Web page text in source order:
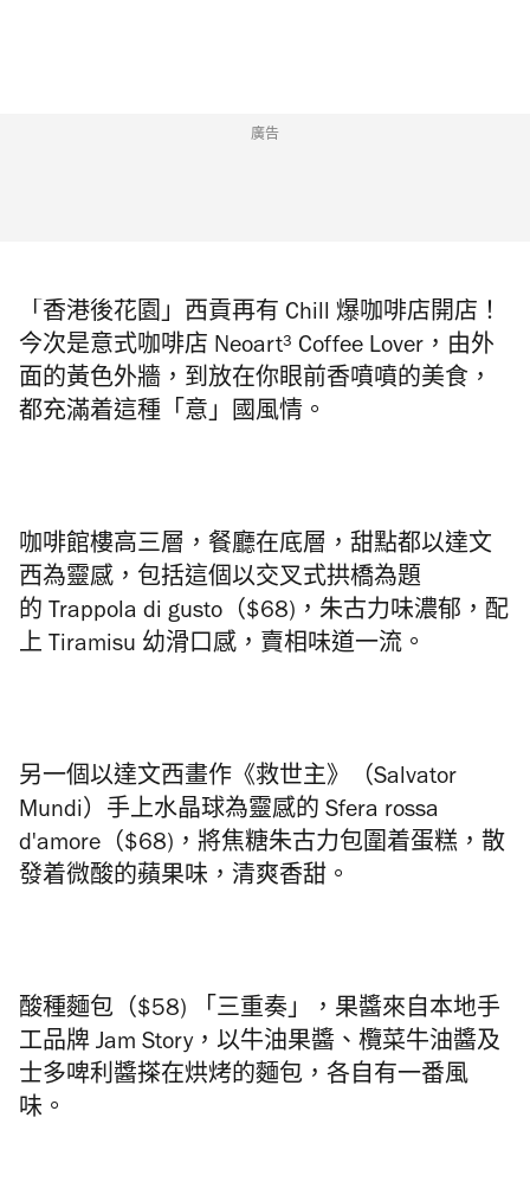
廣告
「香港後花園」西貢再有 Chill 爆咖啡店開店！
今次是意式咖啡店 Neoart³ Coffee Lover，由外
面的黃色外牆，到放在你眼前香噴噴的美食，
都充滿着這種「意」國風情。
咖啡館樓高三層，餐廳在底層，甜點都以達文
西為靈感，包括這個以交叉式拱橋為題
的 Trappola di gusto（$68)，朱古力味濃郁，配
上 Tiramisu 幼滑口感，賣相味道一流。
另一個以達文西畫作《救世主》（Salvator
Mundi）手上水晶球為靈感的 Sfera rossa
d'amore（$68) ，將焦糖朱古力包圍着蛋糕，散
發着微酸的蘋果味，清爽香甜。
酸種麵包（$58)
「三重奏」，果醬來自本地手
工品牌 Jam Story，以牛油果醬、欖菜牛油醬及
士多啤利醬搽在烘烤的麵包，各自有一番風
味。